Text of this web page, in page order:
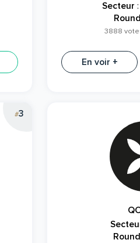
Secteur
Round
3888
En voir +
#3
Round